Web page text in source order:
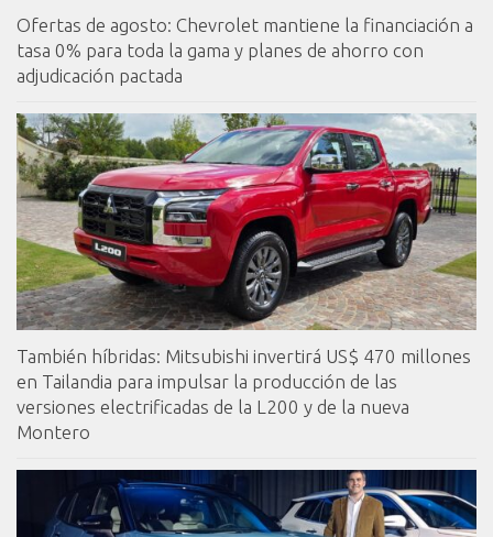
Ofertas de agosto: Chevrolet mantiene la financiación a
tasa 0% para toda la gama y planes de ahorro con
adjudicación pactada
También híbridas: Mitsubishi invertirá US$ 470 millones
en Tailandia para impulsar la producción de las
versiones electrificadas de la L200 y de la nueva
Montero